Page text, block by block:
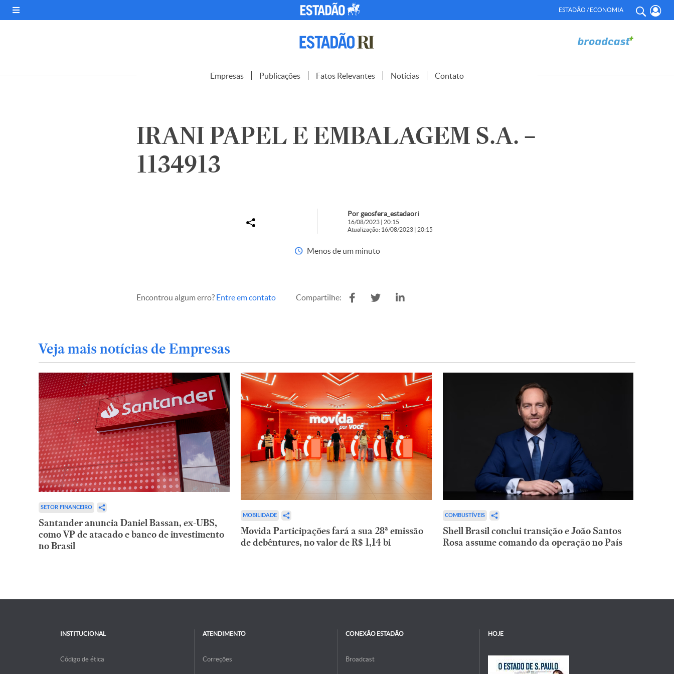
ESTADÃO / ECONOMIA
Empresas Publicações Fatos Relevantes Notícias Contato
IRANI PAPEL E EMBALAGEM S.A. –
1134913
Por geosfera_estadaori
16/08/2023 | 20:15
Atualização: 16/08/2023 | 20:15
Menos de um minuto
Encontrou algum erro? Entre em contato Compartilhe:
Veja mais notícias de Empresas
SETOR FINANCEIRO
Santander anuncia Daniel Bassan, ex-UBS,
como VP de atacado e banco de investimento
no Brasil
MOBILIDADE
Movida Participações fará a sua 28ª emissão
de debêntures, no valor de R$ 1,14 bi
COMBUSTÍVEIS
Shell Brasil conclui transição e João Santos
Rosa assume comando da operação no País
INSTITUCIONAL
Código de ética
ATENDIMENTO
Correções
CONEXÃO ESTADÃO
Broadcast
HOJE